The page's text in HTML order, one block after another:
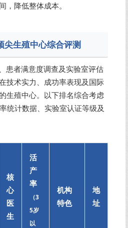
，降低整体成本。
尖生殖中心综合评测
患者满意度调查及实验室评估
技术实力、成功率表现及国际
生殖中心。以下排名综合考虑
统计数据、实验室认证等级及
核
心
医
生
活
产
率
（3
5岁
以
机构
特色
地
址